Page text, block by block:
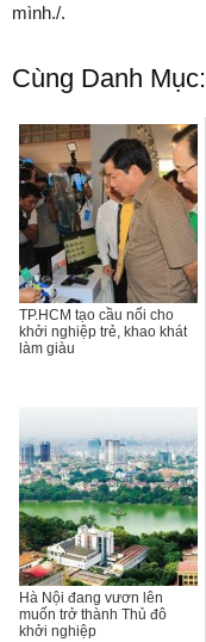
mình./.
Cùng Danh Mục:
TP.HCM tạo cầu nối cho
khởi nghiệp trẻ, khao khát
làm giàu
Hà Nội đang vươn lên
muốn trở thành Thủ đô
khởi nghiệp